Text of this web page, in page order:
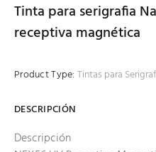
Tinta para serigrafia
receptiva magnética
Product Type: Tintas para
DESCRIPCIÓN
Descripción